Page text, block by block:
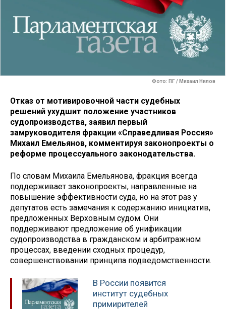
Фото: ПГ / Михаил Нилов
Отказ от мотивировочной части судебных
решений ухудшит положение участников
судопроизводства, заявил первый
замруководителя фракции «Справедливая Россия»
Михаил Емельянов, комментируя законопроекты о
реформе процессуального законодательства.
По словам Михаила Емельянова, фракция всегда
поддерживает законопроекты, направленные на
повышение эффективности суда, но на этот раз у
депутатов есть замечания к содержанию инициатив,
предложенных Верховным судом. Они
поддерживают предложение об унификации
судопроизводства в гражданском и арбитражном
процессах, введении сходных процедур,
совершенствовании принципа подведомственности.
В России появится
институт судебных
примирителей